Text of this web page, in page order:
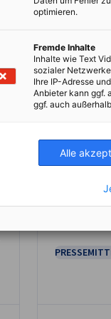
Die
bekannt
bestehen,
optimieren.
Fremde Inhalte
Inhalte wie Text
sozialer
Ihre IP-Adresse
Anbieter kann ggf.
ggf. auch
Alle